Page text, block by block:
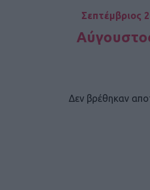
Σεπτέμβριος
Δεν βρέθηκαν